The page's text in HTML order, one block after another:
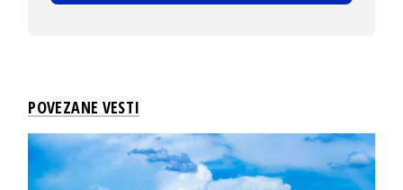
POVEZANE VESTI